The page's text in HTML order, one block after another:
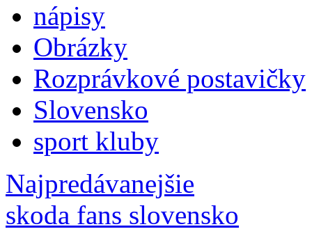
nápisy
Obrázky
Rozprávkové postavičky
Slovensko
sport kluby
Najpredávanejšie
skoda fans slovensko